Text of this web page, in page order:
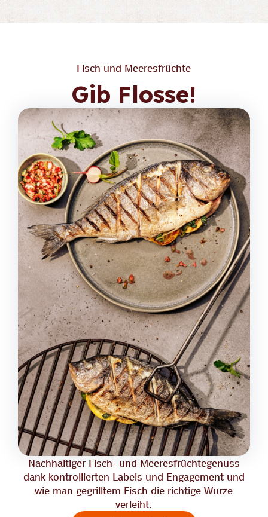
Fisch und Meeresfrüchte
Gib Flosse!
Nachhaltiger Fisch- und Meeresfrüchtegenuss
dank kontrollierten Labels und Engagement und
wie man gegrilltem Fisch die richtige Würze
verleiht.